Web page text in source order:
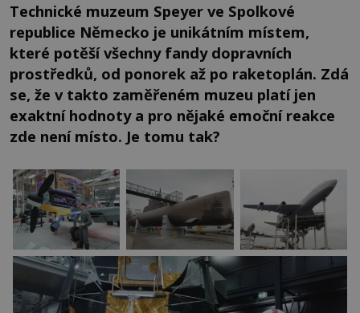
Technické muzeum Speyer ve Spolkové
republice Německo je unikátním místem,
které potěší všechny fandy dopravních
prostředků, od ponorek až po raketoplán. Zdá
se, že v takto zaměřeném muzeu platí jen
exaktní hodnoty a pro nějaké emoční reakce
zde není místo. Je tomu tak?